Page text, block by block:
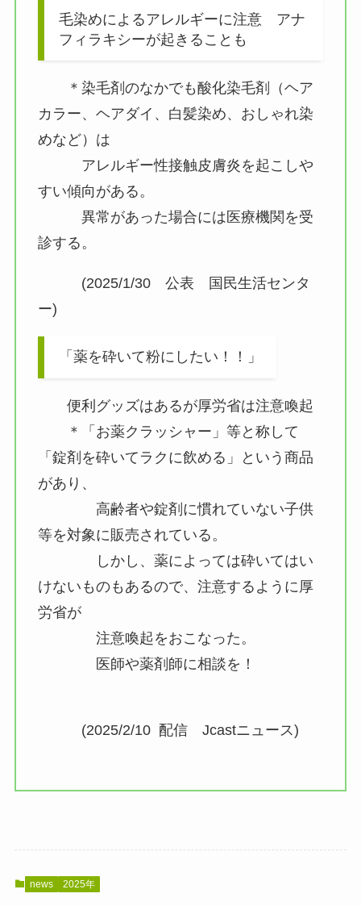
毛染めによるアレルギーに注意 アナ
フィラキシーが起きることも
＊染毛剤のなかでも酸化染毛剤（ヘア
カラー、ヘアダイ、白髪染め、おしゃれ染
めなど）は
アレルギー性接触皮膚炎を起こしや
すい傾向がある。
異常があった場合には医療機関を受
診する。
(2025/1/30 公表 国民生活センタ
ー)
「薬を砕いて粉にしたい！！」
便利グッズはあるが厚労省は注意喚起
＊「お薬クラッシャー」等と称して
「錠剤を砕いてラクに飲める」という商品
があり、
高齢者や錠剤に慣れていない子供
等を対象に販売されている。
しかし、薬によっては砕いてはい
けないものもあるので、注意するように厚
労省が
注意喚起をおこなった。
医師や薬剤師に相談を！
(2025/2/10 配信 Jcastニュース)
news 2025年